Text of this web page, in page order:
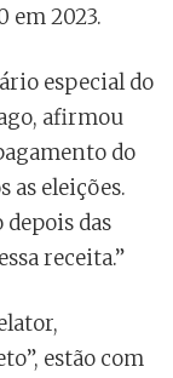
em 2023.
especial do
afirmou
do
as eleições.
depois das
receita.”
estão com